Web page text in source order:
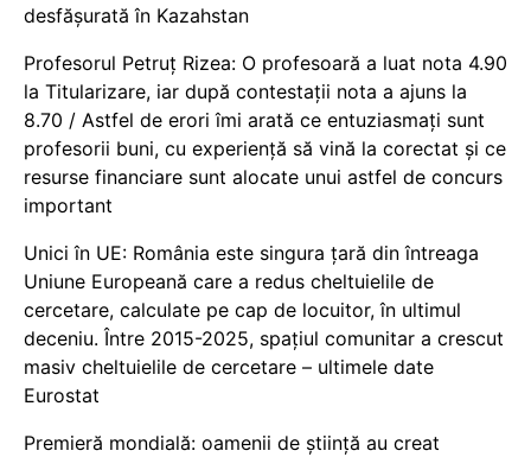
desfășurată în Kazahstan
Profesorul Petruț Rizea: O profesoară a luat nota 4.90
la Titularizare, iar după contestații nota a ajuns la
8.70 / Astfel de erori îmi arată ce entuziasmați sunt
profesorii buni, cu experiență să vină la corectat și ce
resurse financiare sunt alocate unui astfel de concurs
important
Unici în UE: România este singura țară din întreaga
Uniune Europeană care a redus cheltuielile de
cercetare, calculate pe cap de locuitor, în ultimul
deceniu. Între 2015-2025, spațiul comunitar a crescut
masiv cheltuielile de cercetare – ultimele date
Eurostat
Premieră mondială: oamenii de știință au creat